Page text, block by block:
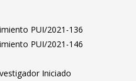
PUI/2021-136
PUI/2021-146
Iniciado